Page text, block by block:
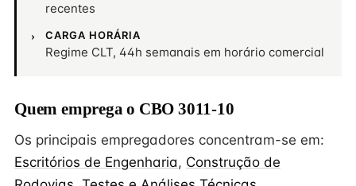
recentes
CARGA HORÁRIA
Regime CLT, 44h semanais em horário comercial
Quem emprega o CBO 3011-10
Os principais empregadores concentram-se em:
Escritórios de Engenharia, Construção de